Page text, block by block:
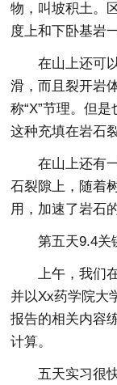
物，叫坡积土。
度上和下卧基岩
在山上还可
滑，而且裂开岩
称“X”节理。但
这种充填在岩石
在山上还有
石裂隙上，随着
用，加速了岩石
第五天9.4关
上午，我们
并以Xx药学院大
报告的相关内容
计算。
五天实习很